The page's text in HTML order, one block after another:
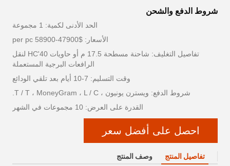
شروط الدفع والشحن
الحد الأدنى لكمية: 1 مجموعة
الأسعار: $47900-58900 per pc
تفاصيل التغليف: شاحنة مسطحة 17.5 م أو حاويات 40'HC لنقل
الرافعات البرجية المستعملة
وقت التسليم: 7-10 أيام بعد تلقي الودائع
شروط الدفع: ويسترن يونيون ، T / T ، MoneyGram ، L / C.
القدرة على العرض: 10 مجموعات في الشهر
احصل على أفضل سعر
تفاصيل المنتج وصف المنتج